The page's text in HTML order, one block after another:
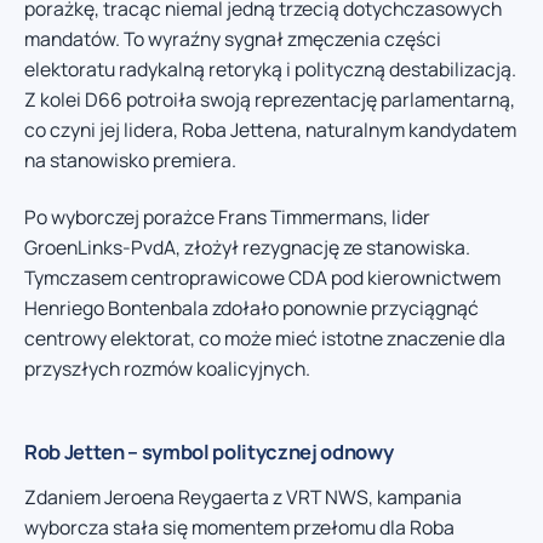
porażkę, tracąc niemal jedną trzecią dotychczasowych
mandatów. To wyraźny sygnał zmęczenia części
elektoratu radykalną retoryką i polityczną destabilizacją.
Z kolei D66 potroiła swoją reprezentację parlamentarną,
co czyni jej lidera, Roba Jettena, naturalnym kandydatem
na stanowisko premiera.
Po wyborczej porażce Frans Timmermans, lider
GroenLinks-PvdA, złożył rezygnację ze stanowiska.
Tymczasem centroprawicowe CDA pod kierownictwem
Henriego Bontenbala zdołało ponownie przyciągnąć
centrowy elektorat, co może mieć istotne znaczenie dla
przyszłych rozmów koalicyjnych.
Rob Jetten – symbol politycznej odnowy
Zdaniem Jeroena Reygaerta z VRT NWS, kampania
wyborcza stała się momentem przełomu dla Roba